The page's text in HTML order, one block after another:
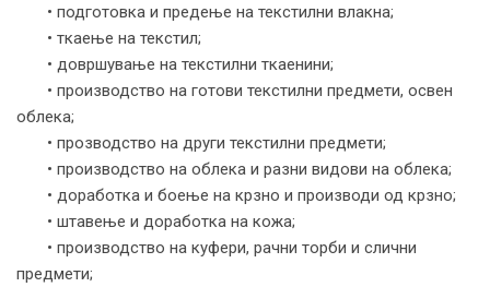
• подготовка и предење на текстилни влакна;
• ткаење на текстил;
• довршување на текстилни ткаенини;
• производство на готови текстилни предмети, освен
облека;
• прозводство на други текстилни предмети;
• производство на облека и разни видови на облека;
• доработка и боење на крзно и производи од крзно;
• штавење и доработка на кожа;
• производство на куфери, рачни торби и слични
предмети;